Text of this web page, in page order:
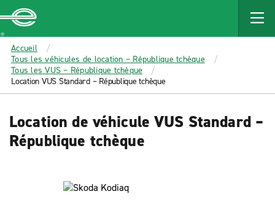
MAIN
CONTENT
Enterprise
Accueil
Tous les véhicules de location – République tchèque
Tous les VUS – République tchèque
Location VUS Standard – République tchèque
Location de véhicule VUS Standard –
République tchèque